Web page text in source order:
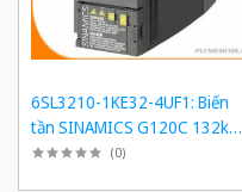
6SL3210-1KE32-4UF1: Biến
tần SINAMICS G120C 132kW
với Tải Quá Tải 150%
(0)